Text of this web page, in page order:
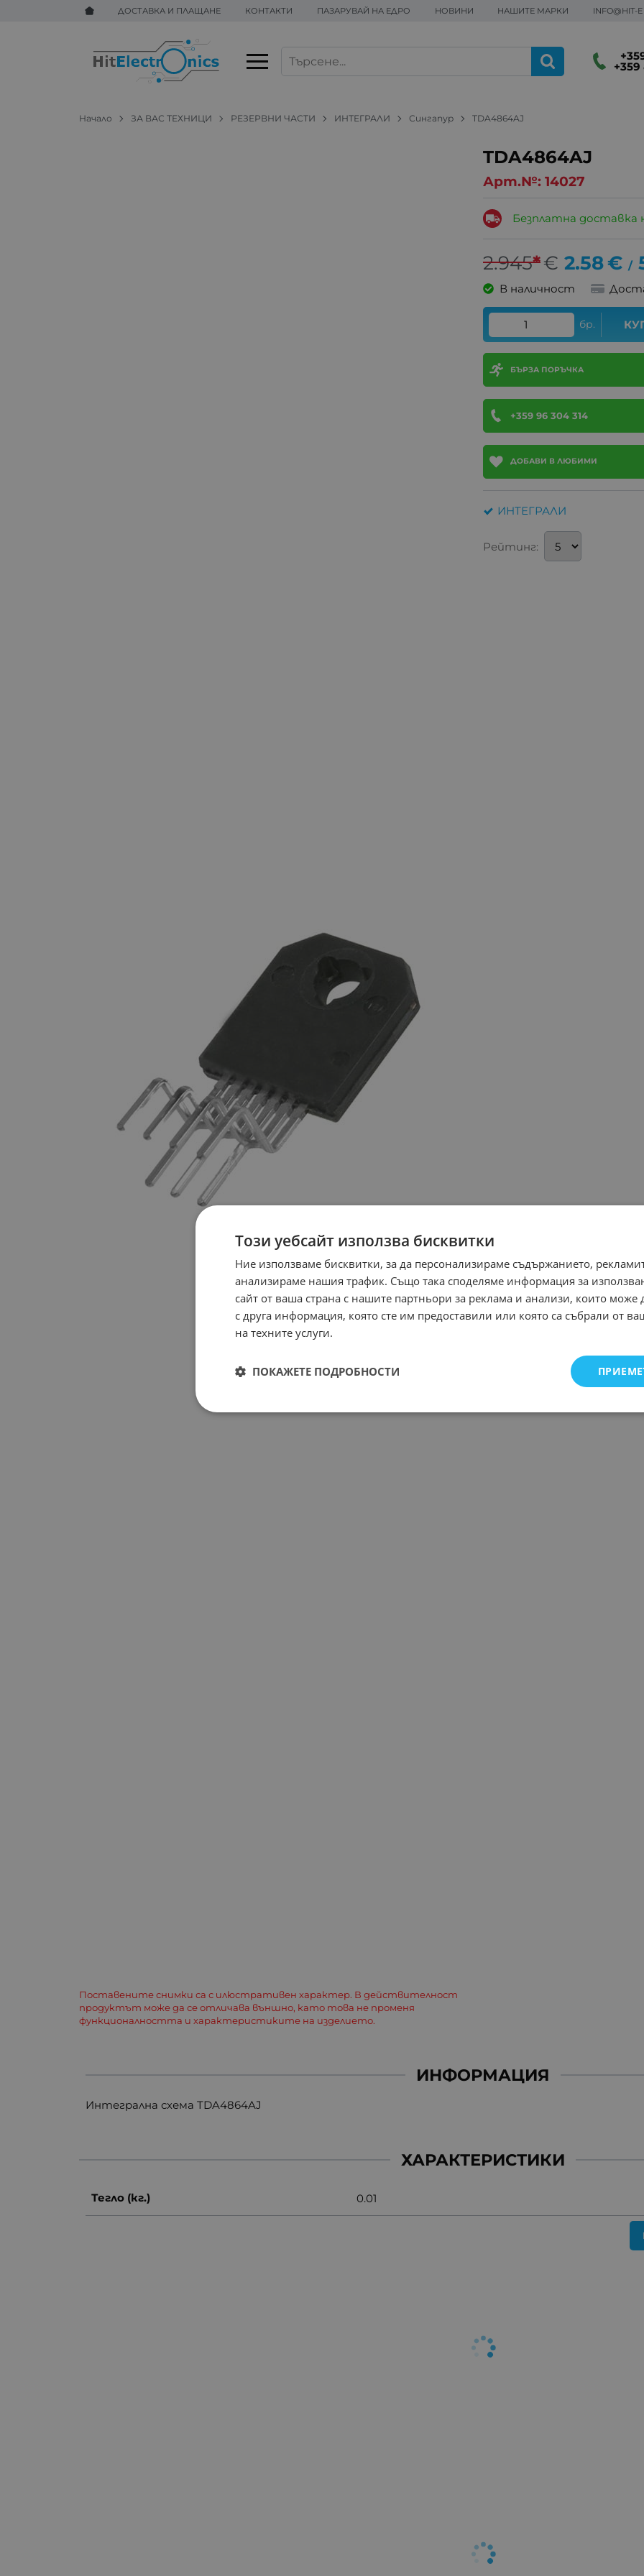
ДОСТАВКА И ПЛАЩАНЕ КОНТАКТИ ПАЗАРУВАЙ НА ЕДРО НОВИНИ НАШИТЕ МАРКИ INFO@HIT-
+359
Начало ЗА ВАС ТЕХНИЦИ РЕЗЕРВНИ ЧАСТИ ИНТЕГРАЛИ Сингапур TDA4864AJ
TDA4864AJ
Арт.№: 14027
Поставените снимки са с илюстративен характер. В действителност
продуктът може да се отличава външно, като това не променя
функционалността и характеристиките на изделието.
Безплатна доставка
2.945*€ 2.58€ /
В наличност
бр.
БЪРЗА ПОРЪЧКА
+359 96 304 314
ДОБАВИ В ЛЮБИМИ
ИНТЕГРАЛИ
Рейтинг:
ИНФОРМАЦИЯ
Интегрална схема TDA4864AJ
ХАРАКТЕРИСТИКИ
Тегло (кг.) 0.01
Този уебсайт използва бисквитки
Ние използваме бисквитки, за да персонализираме съдържанието,
анализираме нашия трафик. Също така споделяме информация за
сайт от ваша страна с нашите партньори за реклама и анализи, които може
с друга информация, която сте им предоставили или която са събрали от
на техните услуги.
ПОКАЖЕТЕ ПОДРОБНОСТИ